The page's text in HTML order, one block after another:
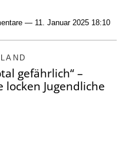
— 11. Januar 2025 18:10
gefährlich“ –
locken Jugendliche